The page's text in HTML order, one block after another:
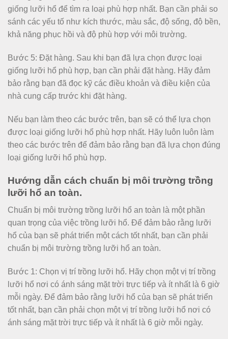
giống lưỡi hổ để tìm ra loại phù hợp nhất. Bạn cần phải so
sánh các yếu tố như kích thước, màu sắc, độ sống, độ bền,
khả năng phục hồi và độ phù hợp với môi trường.
Bước 5: Đặt hàng. Sau khi bạn đã lựa chọn được loại
giống lưỡi hổ phù hợp, bạn cần phải đặt hàng. Hãy đảm
bảo rằng bạn đã đọc kỹ các điều khoản và điều kiện của
nhà cung cấp trước khi đặt hàng.
Nếu bạn làm theo các bước trên, bạn sẽ có thể lựa chọn
được loại giống lưỡi hổ phù hợp nhất. Hãy luôn luôn làm
theo các bước trên để đảm bảo rằng bạn đã lựa chọn đúng
loại giống lưỡi hổ phù hợp.
Hướng dẫn cách chuẩn bị môi trường trồng
lưỡi hổ an toàn.
Chuẩn bị môi trường trồng lưỡi hổ an toàn là một phần
quan trọng của việc trồng lưỡi hổ. Để đảm bảo rằng lưỡi
hổ của bạn sẽ phát triển một cách tốt nhất, bạn cần phải
chuẩn bị môi trường trồng lưỡi hổ an toàn.
Bước 1: Chọn vị trí trồng lưỡi hổ. Hãy chọn một vị trí trồng
lưỡi hổ nơi có ánh sáng mặt trời trực tiếp và ít nhất là 6 giờ
mỗi ngày. Để đảm bảo rằng lưỡi hổ của bạn sẽ phát triển
tốt nhất, bạn cần phải chọn một vị trí trồng lưỡi hổ nơi có
ánh sáng mặt trời trực tiếp và ít nhất là 6 giờ mỗi ngày.